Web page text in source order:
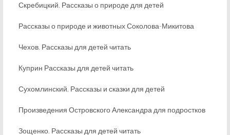
Скребицкий. Рассказы о природе для детей
Рассказы о природе и животных Соколова-Микитова
Чехов. Рассказы для детей читать
Куприн Рассказы для детей читать
Сухомлинский. Рассказы и сказки для детей
Произведения Островского Александра для подростков
Зощенко. Рассказы для детей читать